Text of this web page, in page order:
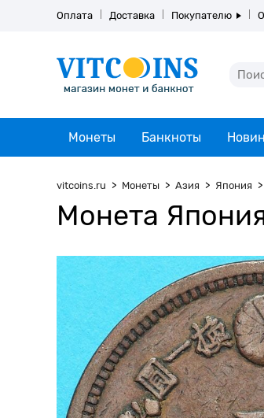
Оплата Доставка Покупателю
Монеты Банкноты
vitcoins.ru Монеты Азия Япония
Монета